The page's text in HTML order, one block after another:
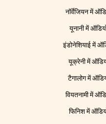
नॉर्वेजियन में
यूनानी में
इंडोनेशियाई में
यूक्रेनी में
टैगालोग में
वियतनामी में
फिनिश में